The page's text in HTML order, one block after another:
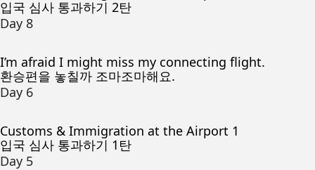
입국 심사 통과하기 2탄
Day 8
I’m afraid I might miss my connecting flight.
환승편을 놓칠까 조마조마해요.
Day 6
Customs & Immigration at the Airport 1
입국 심사 통과하기 1탄
Day 5